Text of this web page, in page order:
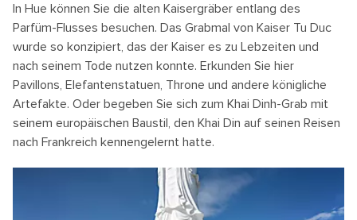
In Hue können Sie die alten Kaisergräber entlang des
Parfüm-Flusses besuchen. Das Grabmal von Kaiser Tu Duc
wurde so konzipiert, das der Kaiser es zu Lebzeiten und
nach seinem Tode nutzen konnte. Erkunden Sie hier
Pavillons, Elefantenstatuen, Throne und andere königliche
Artefakte. Oder begeben Sie sich zum Khai Dinh-Grab mit
seinem europäischen Baustil, den Khai Din auf seinen Reisen
nach Frankreich kennengelernt hatte.